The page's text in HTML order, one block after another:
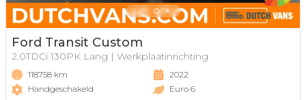
Ford Transit Custom
2.0TDCi 130PK Lang | Werkplaatinrichting
118758 km
Handgeschakeld
2022
Euro 6